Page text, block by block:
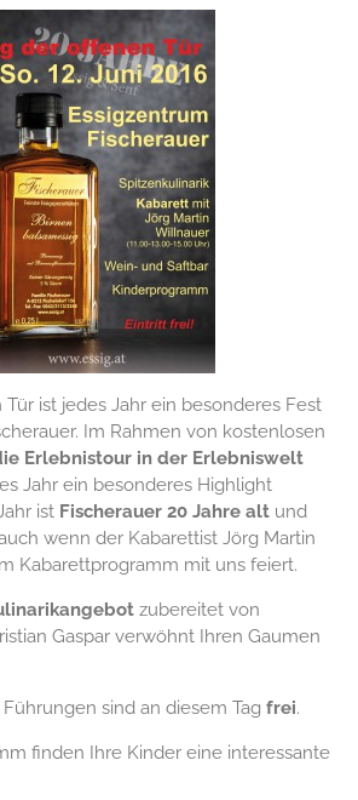
ist jedes Jahr ein besonderes Fest
Im Rahmen von kostenlosen
Erlebnistour in der Erlebniswelt
Jahr ein besonderes Highlight
ist Fischerauer 20 Jahre alt und
wenn der Kabarettist Jörg Martin
Kabarettprogramm mit uns feiert.
zubereitet von
Gaspar verwöhnt Ihren Gaumen
sind an diesem Tag frei.
finden Ihre Kinder eine interessante